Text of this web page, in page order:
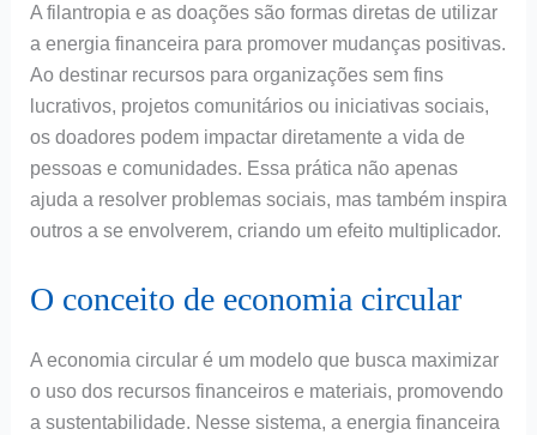
A filantropia e as doações são formas diretas de utilizar
a energia financeira para promover mudanças positivas.
Ao destinar recursos para organizações sem fins
lucrativos, projetos comunitários ou iniciativas sociais,
os doadores podem impactar diretamente a vida de
pessoas e comunidades. Essa prática não apenas
ajuda a resolver problemas sociais, mas também inspira
outros a se envolverem, criando um efeito multiplicador.
O conceito de economia circular
A economia circular é um modelo que busca maximizar
o uso dos recursos financeiros e materiais, promovendo
a sustentabilidade. Nesse sistema, a energia financeira